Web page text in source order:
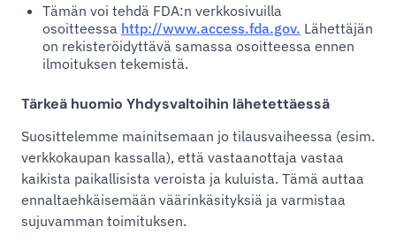
Tämän voi tehdä FDA:n verkkosivuilla
osoitteessa http://www.access.fda.gov. Lähettäjän
on rekisteröidyttävä samassa osoitteessa ennen
ilmoituksen tekemistä.
Tärkeä huomio Yhdysvaltoihin lähetettäessä
Suosittelemme mainitsemaan jo tilausvaiheessa (esim.
verkkokaupan kassalla), että vastaanottaja vastaa
kaikista paikallisista veroista ja kuluista. Tämä auttaa
ennaltaehkäisemään väärinkäsityksiä ja varmistaa
sujuvamman toimituksen.